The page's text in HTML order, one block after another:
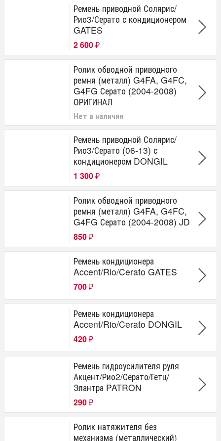
Ремень приводной Солярис/
Рио3/Серато с кондиционером
GATES
2 600 ₽
Ролик обводной приводного
ремня (металл) G4FA, G4FC,
G4FG Серато (2004-2008)
ОРИГИНАЛ
Нет в наличии
Ремень приводной Солярис/
Рио3/Серато (06-13) с
кондиционером DONGIL
1 300 ₽
Ролик обводной приводного
ремня (металл) G4FA, G4FC,
G4FG Серато (2004-2008) JD
850 ₽
Ремень кондиционера
Accent/Rio/Cerato GATES
700 ₽
Ремень кондиционера
Accent/Rio/Cerato DONGIL
420 ₽
Ремень гидроусилителя руля
Акцент/Рио2/Серато/Гетц/
Элантра PATRON
290 ₽
Ролик натяжителя без
механизма (металлический)